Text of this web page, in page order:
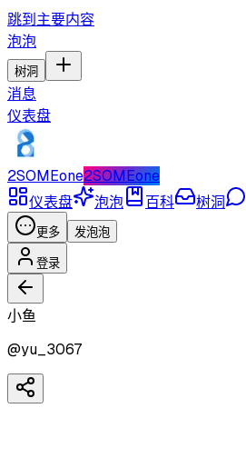
跳到主要内容
泡泡
树洞
消息
仪表盘
2SOMEone2SOMEone
仪表盘
泡泡 百科 树洞
更多 发泡泡
登录
小鱼
@yu_3067